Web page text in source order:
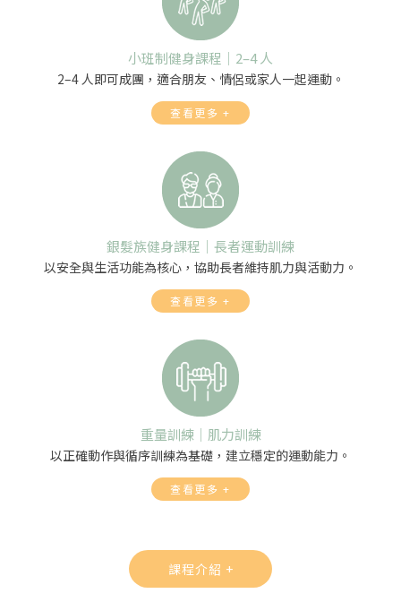
小班制健身課程｜2–4 人
2–4 人即可成團，適合朋友、情侶或家人一起運動。
查看更多 +
銀髮族健身課程｜長者運動訓練
以安全與生活功能為核心，協助長者維持肌力與活動力。
查看更多 +
重量訓練｜肌力訓練
以正確動作與循序訓練為基礎，建立穩定的運動能力。
查看更多 +
課程介紹 +